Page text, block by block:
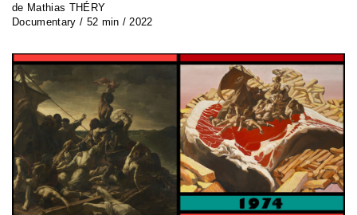
de Mathias THÉRY
Documentary / 52 min / 2022